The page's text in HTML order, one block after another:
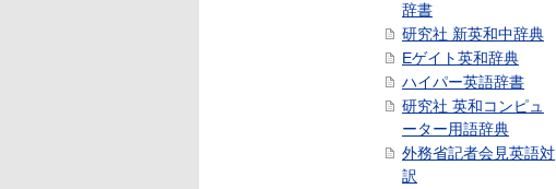
辞書
研究社 新英和中辞典
Eゲイト英和辞典
ハイパー英語辞書
研究社 英和コンピュ
ーター用語辞典
外務省記者会見英語対
訳